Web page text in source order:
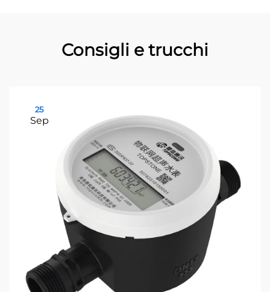
Consigli e trucchi
25
Sep